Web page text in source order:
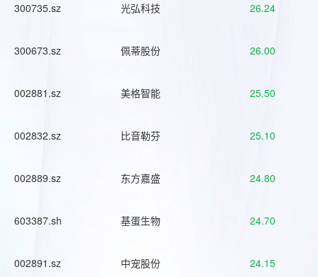
300735.sz 光弘科技 26.24
300673.sz 佩蒂股份 26.00
002881.sz 美格智能 25.50
002832.sz 比音勒芬 25.10
002889.sz 东方嘉盛 24.80
603387.sh 基蛋生物 24.70
002891.sz 中宠股份 24.15